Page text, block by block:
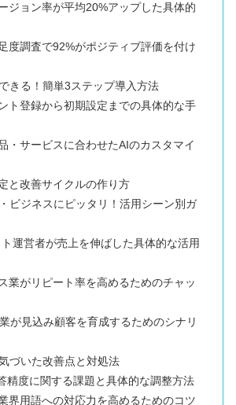
ジョン率が平均20%アップした具体的
度調査で92%がポジティブ評価を付け
きる！簡単3ステップ導入方法
ト登録から初期設定までの具体的な手
・サービスに合わせたAIのカスタマイ
と改善サイクルの作り方
ビジネスにピッタリ！活用シーン別ガ
運営者が売上を伸ばした具体的な活用
業がリピート率を高めるためのチャッ
が見込み顧客を育成するためのシナリ
づいた改善点と対処法
精度に関する課題と具体的な調整方法
界用語への対応力を高めるためのコツ